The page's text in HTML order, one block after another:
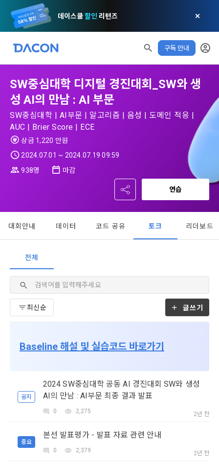
데이스쿨할인 리턴즈 ✕
구독 안내
알림0 모두 읽음 모두 삭제
✕ MY XP XP 안내
LEVEL 1
0/150 XP
오늘의 XP
0 / 800
적립 XP
0
메일 인증 필요
[데이콘] 회원가입 인증메일
이용약관
제 1 조 (목적)
본 약관은 데이콘 주식회사(이하 “회사”)와 “회원” 간에 정보 서
비스를 이용하는 조건 및 절차에 관한 필요한 사항을 약속하여
규정하는 데 그 목적이 있다. “회원”은 모든 약관에 동의해야 하
며, 어떤 방식이든 본 서비스를 사용한다는 것은 “회원”이 본 약
관의 전부에 동의한다는 것을 의미하며 본 약관은 “회원”이 서비
스를 사용하는 동안 계속 유효하다. 본 약관은 저작권 분쟁 정책
제 2 조 (용어의 정의)
1."사이트"라 함은 "회사"가 서비스를 "회원"에게 제공하기 위하
여 컴퓨터 등 정보 통신 설비를 이용하여 설정한 가상의 영업장
또는 "회사"가 운영하는 아래 웹사이트를 말한다.
가. ***.dacon.io
2. "서비스"라 함은 “대회”, “교육”, “인재풀 등록” 등 사이트에서
제공하는 모든 서비스를 말한다. 그 외 "회사"가 운영하는 사이
분류, 가공, 집계하여 정보를 제공하는 서비스를 포함한다.
4. “인재회원”이라 함은 “데이콘 인재풀 서비스”를 이용하기 위
하여 본인의 개인정보와 프로젝트, 코드 등을 공유한 자로서, 채
용 의뢰 “기업회원”에게 개인정보, 프로젝트, 코드 등을 제공하
는 것에 동의한 “개인회원”을 말한다.
용 의뢰 서비스 등을 이용하기 위해 “회사”와 일정 계약을 한 개
인 또는 법인을 말한다.
개인정보 처리방침
데이콘 개인정보 처리방침
데이콘은 이용자 개인정보 보호를 여러 경영요소 가운데 최
우선의 가치로 두고 있습니다. 데이콘주식회사(이하 ‘데이콘’ 또
는 ‘회사’)는 서비스 기획부터 종료까지 정보통신망 이용촉진 및
정보보호 등에 관한 법률(이하 ‘정보통신망법’), 개인정보보호법
1. 개인정보처리방침의 의의
데이콘이 어떤 정보를 수집하고, 수집한 정보를 어떻게 사용하
며, 필요에 따라 누구와 이를 공유(‘위탁 또는 제공’)하며, 이용목
살이’와 관련한 정보를 투명하게 제공합니다.
정보주체로서 이용자는 자신의 개인정보에 대해 어떤 권리를 가
인정보 보호를 위해 어떤 권리를 행사할 수 있는지도 함께 안내
개인정보 침해사고가 발생하는 경우, 추가적인 피해를 예방하고
이미 발생한 피해를 복구하기 위해 누구에게 연락하여 어떤 도
움을 받을 수 있는지 알려 드립니다.
그 무엇보다도, 개인정보와 관련하여 데이콘과 이용자 간의 권
리 및 의무 관계를 규정하여 이용자의 ‘개인정보자기결정권’을
마케팅 정보 수신 동의
1. 광고성 정보의 이용목적
DACON이 제공하는 이용자 맞춤형 서비스 및 상품 추천, 각종
경품 행사, 이벤트, 경진대회 홍보 목적 등의 광고성 정보를 전자
우편이나
서신우편, 문자(SMS 또는 카카오 알림톡), 푸시, 전화 등을 통해
- 마케팅 수신 동의는 거부하실 수 있으며 동의 이후에라도 고객
의 의사에 따라 동의를 철회할 수 있습니다.
동의를 거부 하시더라도 DACON에서 제공하는 서비스의 이용
에 제한이 되지 않습니다.
단, 할인, 이벤트 및 이용자 맞춤형 상품 추천 등의 마케팅 정보
안내 서비스가 제한됩니다.
2. 미동의 시 불이익 사항
는 동의 거부 하시더라도 서비스 이용에 제한되지 않습니다.
3. 서비스 정보 수신 동의 철회
DACON에서 제공하는 마케팅 정보를 원하지 않을 경우 ‘홈>계
의(선택)’에서 철회를 요청할 수 있습니다.
또한 향후 마케팅 활용에 새롭게 동의하고자 하는 경우에는 ‘홈>
SW중심대학 디지털 경진대회_SW와 생
성 AI의 만남 : AI 부문
SW중심대학 | AI부문 | 알고리즘 | 음성 | 도메인 적응 |
AUC | Brier Score | ECE
상금 1,220 만원
2024.07.01 ~ 2024.07.19 09:59
938명
마감
연습
대회안내 데이터 코드 공유 토크 리더보드
전체
글쓰기
Baseline 해설 및 실습코드 바로가기
공지
2024 SW중심대학 공동 AI 경진대회 SW와 생성
AI의 만남 : AI부문 최종 결과 발표
0 2,275 2년 전
중요
본선 발표평가 - 발표 자료 관련 안내
0 2,379 2년 전